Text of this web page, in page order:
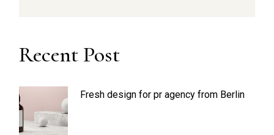
Recent Post
Fresh design for pr agency from Berlin